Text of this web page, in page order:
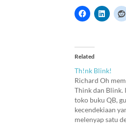
Related
Th!nk Blink!
Richard Oh
Think dan Blink.
toko buku QB,
kecendekiaan
melenyap satu